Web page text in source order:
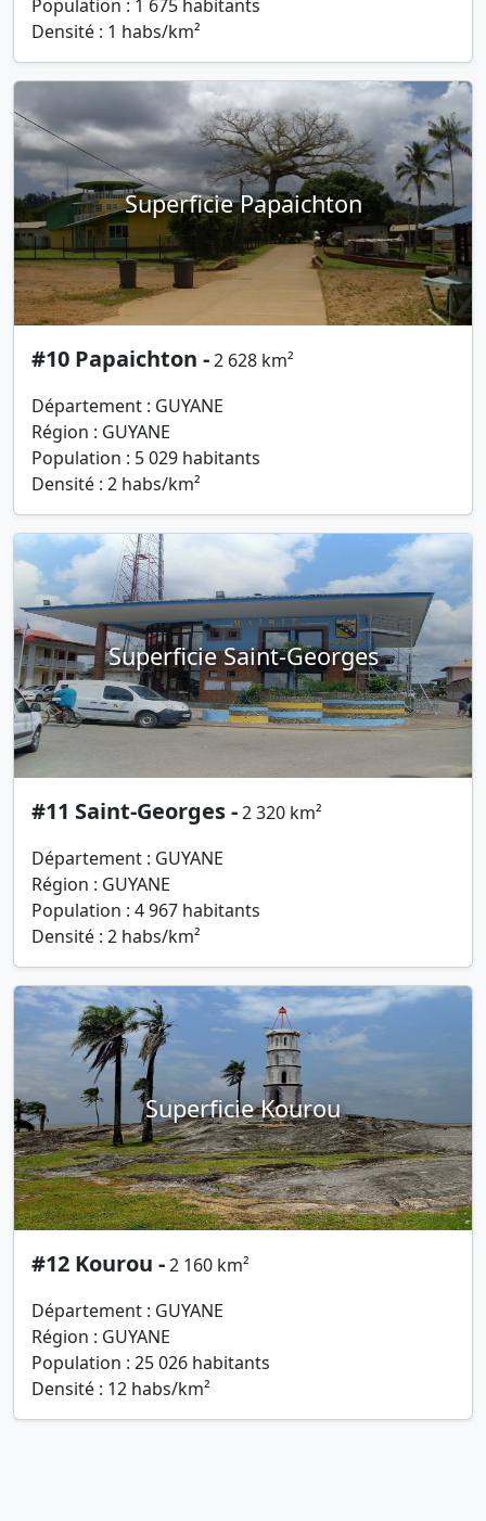
Population : 1 675 habitants
Densité : 1 habs/km²
Superficie Papaichton
#10 Papaichton -2 628 km²
Département : GUYANE
Région : GUYANE
Population : 5 029 habitants
Densité : 2 habs/km²
Superficie Saint-Georges
#11 Saint-Georges -2 320 km²
Département : GUYANE
Région : GUYANE
Population : 4 967 habitants
Densité : 2 habs/km²
Superficie Kourou
#12 Kourou -2 160 km²
Département : GUYANE
Région : GUYANE
Population : 25 026 habitants
Densité : 12 habs/km²